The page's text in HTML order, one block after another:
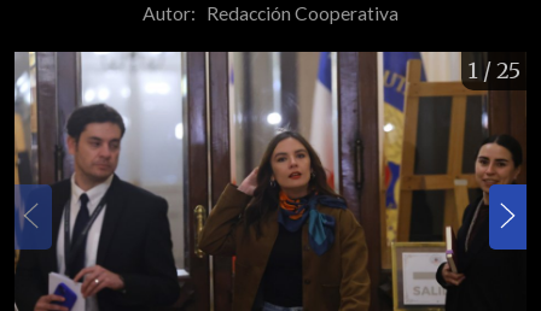
Autor: Redacción Cooperativa
1 / 25